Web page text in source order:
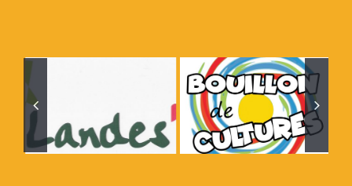
landes
Association
BOUILLON
CULTURES –
Malville